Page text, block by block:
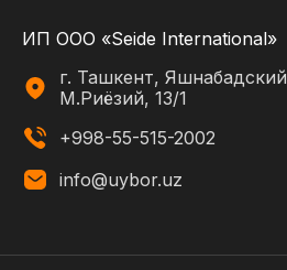
ИП ООО «Seide International»
г. Ташкент,
М.Риёзий, 13/1
+998-55-515-2002
info@uybor.uz